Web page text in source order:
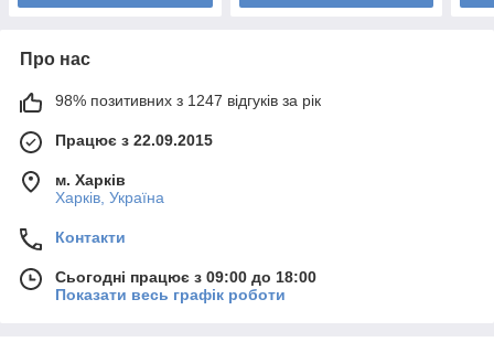
Про нас
98% позитивних з 1247 відгуків за рік
Працює з 22.09.2015
м. Харків
Харків, Україна
Контакти
Сьогодні працює з 09:00 до 18:00
Показати весь графік роботи